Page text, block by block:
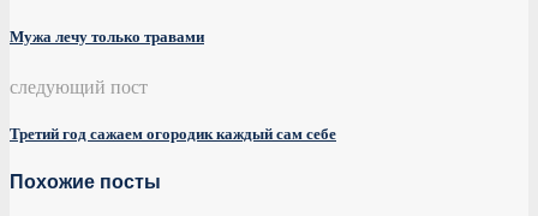
Мужа лечу только травами
следующий пост
Третий год сажаем огородик каждый сам себе
Похожие посты